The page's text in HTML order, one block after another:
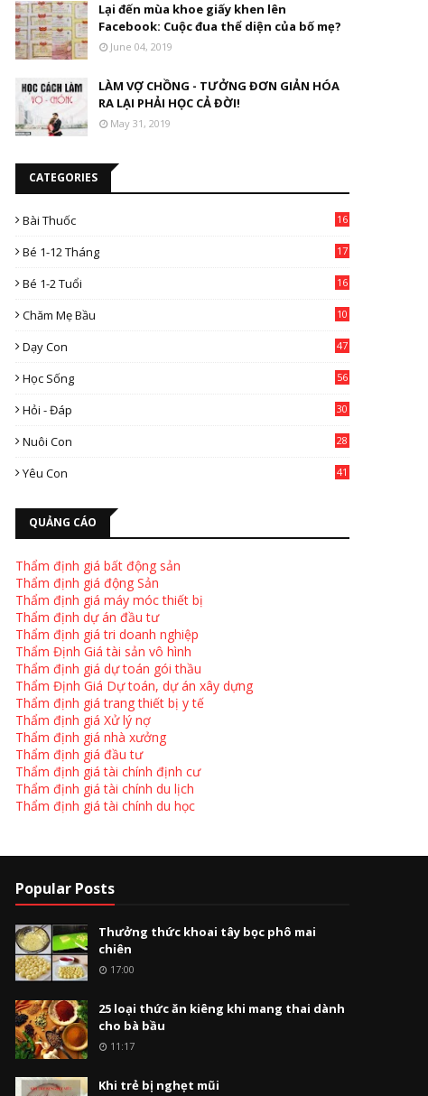
Lại đến mùa khoe giấy khen lên
Facebook: Cuộc đua thể diện của bố mẹ?
June 04, 2019
LÀM VỢ CHỒNG - TƯỞNG ĐƠN GIẢN HÓA
RA LẠI PHẢI HỌC CẢ ĐỜI!
May 31, 2019
CATEGORIES
Bài Thuốc
16
Bé 1-12 Tháng 17
Bé 1-2 Tuổi 16
Chăm Mẹ Bầu
10
Dạy Con
47
Học Sống 56
Hỏi - Đáp 30
Nuôi Con
28
Yêu Con
41
QUẢNG CÁO
Thẩm định giá bất động sản
Thẩm định giá động Sản
Thẩm định giá máy móc thiết bị
Thẩm định dự án đầu tư
Thẩm định giá tri doanh nghiệp
Thẩm Định Giá tài sản vô hình
Thẩm định giá dự toán gói thầu
Thẩm Định Giá Dự toán, dự án xây dựng
Thẩm định giá trang thiết bị y tế
Thẩm định giá Xử lý nợ
Thẩm định giá nhà xưởng
Thẩm định giá đầu tư
Thẩm định giá tài chính định cư
Thẩm định giá tài chính du lịch
Thẩm định giá tài chính du học
Popular Posts
Thưởng thức khoai tây bọc phô mai
chiên
17:00
25 loại thức ăn kiêng khi mang thai dành
cho bà bầu
11:17
Khi trẻ bị nghẹt mũi